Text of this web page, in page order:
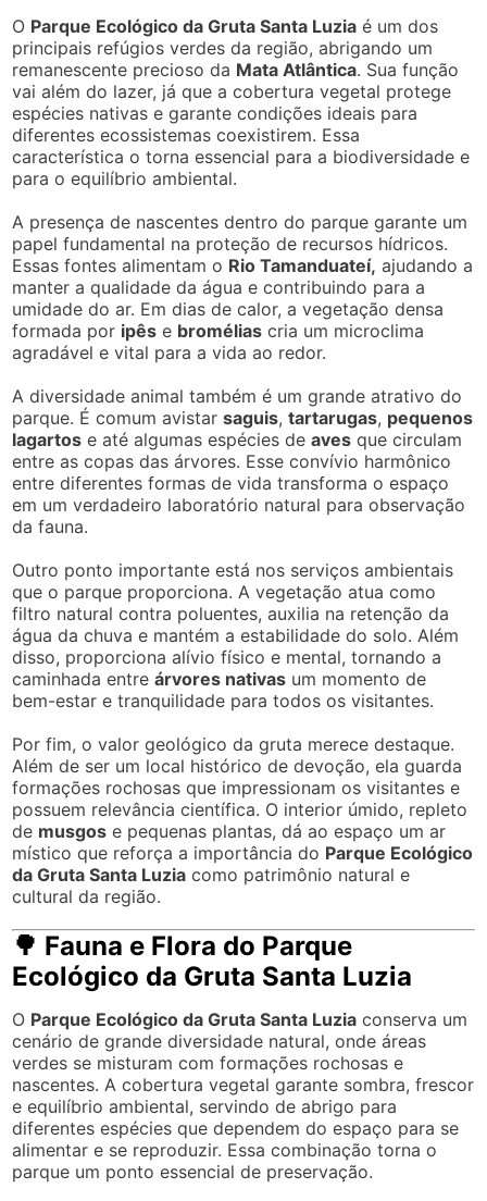
O Parque Ecológico da Gruta Santa Luzia é um dos
principais refúgios verdes da região, abrigando um
remanescente precioso da Mata Atlântica. Sua função
vai além do lazer, já que a cobertura vegetal protege
espécies nativas e garante condições ideais para
diferentes ecossistemas coexistirem. Essa
característica o torna essencial para a biodiversidade e
para o equilíbrio ambiental.
A presença de nascentes dentro do parque garante um
papel fundamental na proteção de recursos hídricos.
Essas fontes alimentam o Rio Tamanduateí, ajudando a
manter a qualidade da água e contribuindo para a
umidade do ar. Em dias de calor, a vegetação densa
formada por ipês e bromélias cria um microclima
agradável e vital para a vida ao redor.
A diversidade animal também é um grande atrativo do
parque. É comum avistarsaguis,tartarugas, pequenos
lagartos e até algumas espécies deaves que circulam
entre as copas das árvores. Esse convívio harmônico
entre diferentes formas de vida transforma o espaço
em um verdadeiro laboratório natural para observação
da fauna.
Outro ponto importante está nos serviços ambientais
que o parque proporciona. A vegetação atua como
filtro natural contra poluentes, auxilia na retenção da
água da chuva e mantém a estabilidade do solo. Além
disso, proporciona alívio físico e mental, tornando a
caminhada entreárvores nativas um momento de
bem-estar e tranquilidade para todos os visitantes.
Por fim, o valor geológico da gruta merece destaque.
Além de ser um local histórico de devoção, ela guarda
formações rochosas que impressionam os visitantes e
possuem relevância científica. O interior úmido, repleto
de musgos e pequenas plantas, dá ao espaço um ar
místico que reforça a importância do Parque Ecológico
da Gruta Santa Luzia como patrimônio natural e
cultural da região.
🌳 Fauna e Flora do Parque
Ecológico da Gruta Santa Luzia
O Parque Ecológico da Gruta Santa Luzia conserva um
cenário de grande diversidade natural, onde áreas
verdes se misturam com formações rochosas e
nascentes. A cobertura vegetal garante sombra, frescor
e equilíbrio ambiental, servindo de abrigo para
diferentes espécies que dependem do espaço para se
alimentar e se reproduzir. Essa combinação torna o
parque um ponto essencial de preservação.